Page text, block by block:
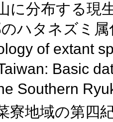
に分布する現
ハタネズミ
of extant
Basic
Southern
寮地域の第四